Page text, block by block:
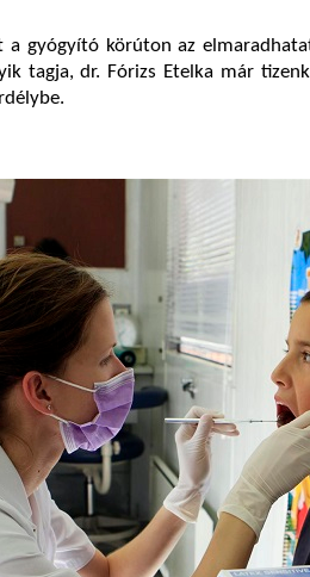
a gyógyító körúton az
tagja, dr. Fórizs Etelka már